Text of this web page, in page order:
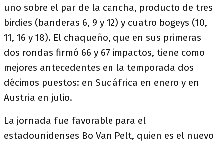
uno sobre el par de la cancha, producto de tres
birdies (banderas 6, 9 y 12) y cuatro bogeys (10,
11, 16 y 18). El chaqueño, que en sus primeras
dos rondas firmó 66 y 67 impactos, tiene como
mejores antecedentes en la temporada dos
décimos puestos: en Sudáfrica en enero y en
Austria en julio.
La jornada fue favorable para el
estadounidenses Bo Van Pelt, quien es el nuevo